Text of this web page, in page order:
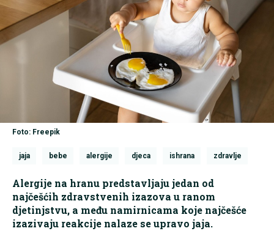
Foto: Freepik
jaja bebe alergije djeca ishrana zdravlje
Alergije na hranu predstavljaju jedan od
najčešćih zdravstvenih izazova u ranom
djetinjstvu, a među namirnicama koje najčešće
izazivaju reakcije nalaze se upravo jaja.